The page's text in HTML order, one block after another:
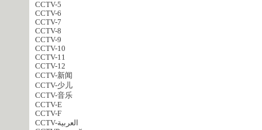
CCTV-5
CCTV-6
CCTV-7
CCTV-8
CCTV-9
CCTV-10
CCTV-11
CCTV-12
CCTV-新闻
CCTV-少儿
CCTV-音乐
CCTV-E
CCTV-F
CCTV-العربية